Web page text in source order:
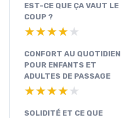
EST-CE QUE ÇA VAUT LE
COUP ?
★★★★★
★★★★★
CONFORT AU QUOTIDIEN
POUR ENFANTS ET
ADULTES DE PASSAGE
★★★★★
★★★★★
SOLIDITÉ ET CE QUE